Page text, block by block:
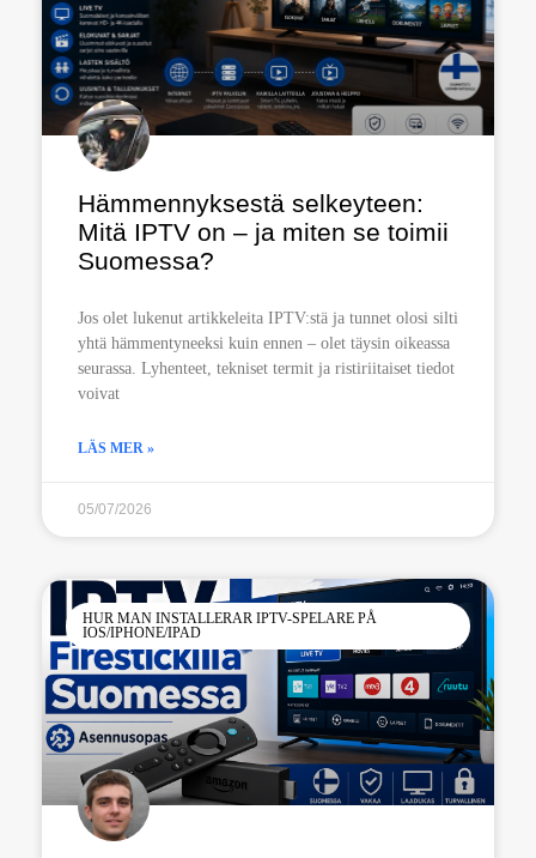
Hämmennyksestä selkeyteen:
Mitä IPTV on – ja miten se toimii
Suomessa?
Jos olet lukenut artikkeleita IPTV:stä ja tunnet olosi silti
yhtä hämmentyneeksi kuin ennen – olet täysin oikeassa
seurassa. Lyhenteet, tekniset termit ja ristiriitaiset tiedot
voivat
LÄS MER »
05/07/2026
HUR MAN INSTALLERAR IPTV-SPELARE PÅ
IOS/IPHONE/IPAD